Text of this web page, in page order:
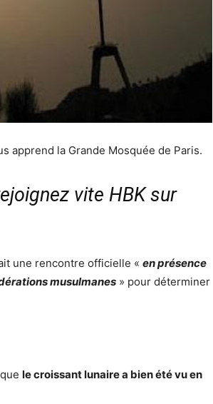
apprend la Grande Mosquée de Paris.
vite HBK sur
une rencontre officielle « en présence
musulmanes » pour déterminer
le croissant lunaire a bien été vu en